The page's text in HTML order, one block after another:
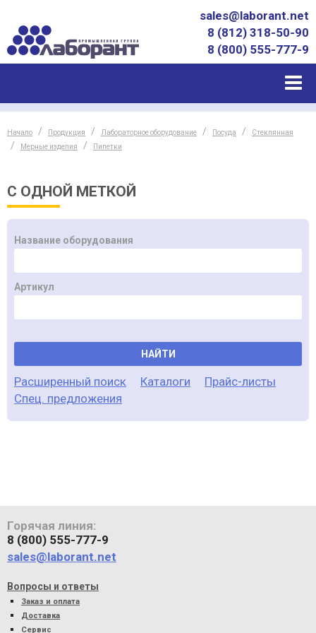
sales@laborant.net
8 (812) 318-50-90
8 (800) 555-777-9
Начало Продукция Лабораторное оборудование Посуда
Стеклянная
Мерные изделия
Пипетки
С ОДНОЙ МЕТКОЙ
Название оборудования
Артикул
НАЙТИ
Расширенный поиск Каталоги
Прайс-листы
Спец. предложения
Горячая линия:
8 (800) 555-777-9
sales@laborant.net
Вопросы и ответы
Заказ и оплата
Доставка
Сервис